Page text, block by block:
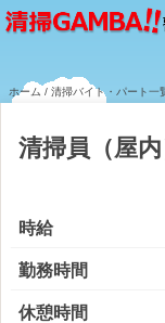
ホーム / 清掃バイト・パート一
清掃員（屋
時給
勤務時間
休憩時間